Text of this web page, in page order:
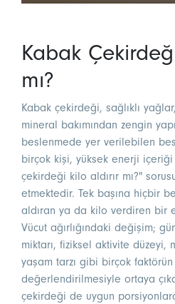
Kabak
mı?
Kabak çekirdeği, sağlıklı
mineral bakımından zengin
beslenmede yer verilebilen
birçok kişi, yüksek enerji
çekirdeği kilo aldırır mı?"
etmektedir. Tek başına hiçbir
aldıran ya da kilo verdiren bir
Vücut ağırlığındaki değişim;
miktarı, fiziksel aktivite düzeyi,
yaşam tarzı gibi birçok
değerlendirilmesiyle ortaya
çekirdeği de uygun